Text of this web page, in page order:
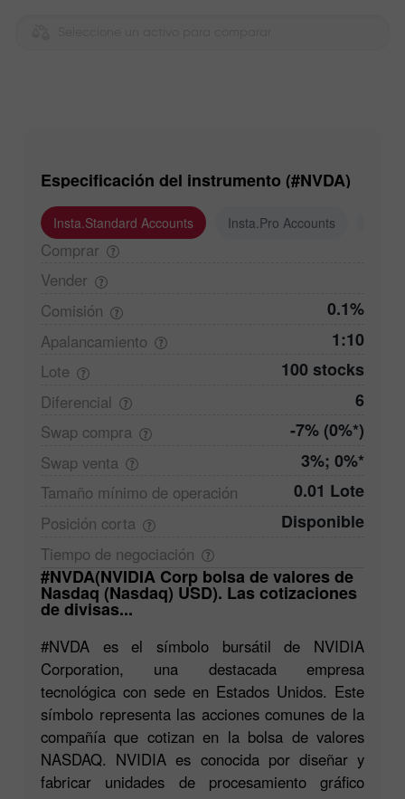
Especificación del instrumento (#NVDA)
Insta.Standard Accounts Insta.Pro Accounts
Comprar
Vender
Comisión
0.1%
Apalancamiento 1:10
Lote 100 stocks
Diferencial 6
Swap compra -7% (0%*)
Swap venta 3%; 0%*
Tamaño mínimo de operación 0.01 Lote
Posición corta Disponible
Tiempo de negociación
#NVDA(NVIDIA Corp bolsa de valores de
Nasdaq (Nasdaq) USD). Las cotizaciones
de divisas...
#NVDA es el símbolo bursátil de NVIDIA
Corporation, una destacada empresa
tecnológica con sede en Estados Unidos. Este
símbolo representa las acciones comunes de la
compañía que cotizan en la bolsa de valores
NASDAQ. NVIDIA es conocida por diseñar y
fabricar unidades de procesamiento gráfico